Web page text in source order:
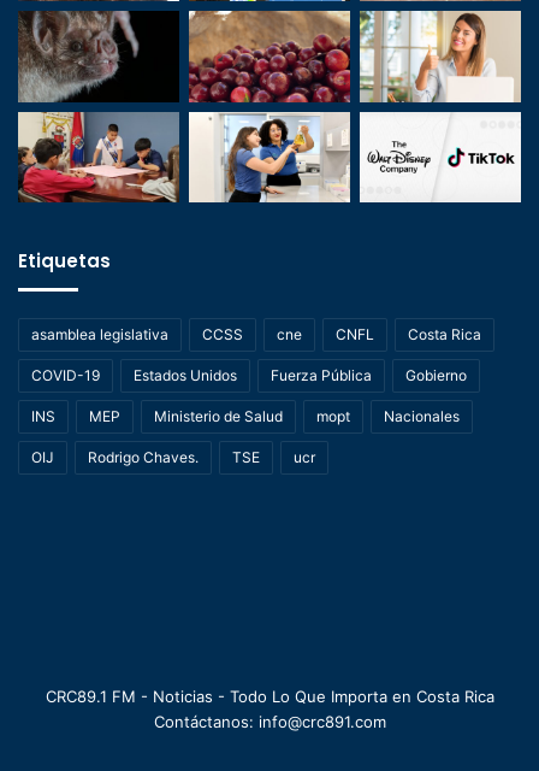
Etiquetas
asamblea legislativa CCSS cne CNFL Costa Rica
COVID-19 Estados Unidos Fuerza Pública Gobierno
INS MEP Ministerio de Salud mopt Nacionales
OIJ Rodrigo Chaves. TSE ucr
CRC89.1 FM - Noticias - Todo Lo Que Importa en Costa Rica
Contáctanos: info@crc891.com